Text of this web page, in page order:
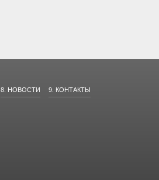
8. НОВОСТИ 9. КОНТАКТЫ